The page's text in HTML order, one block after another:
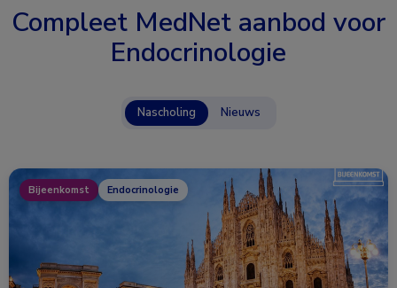
Compleet MedNet aanbod voor
Endocrinologie
Nascholing Nieuws
Bijeenkomst Endocrinologie